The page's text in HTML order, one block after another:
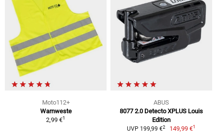
Moto112+
Warnweste
2,99 €1
ABUS
8077 2.0 Detecto XPLUS Louis
Edition
UVP 199,99 €2 149,99 €1